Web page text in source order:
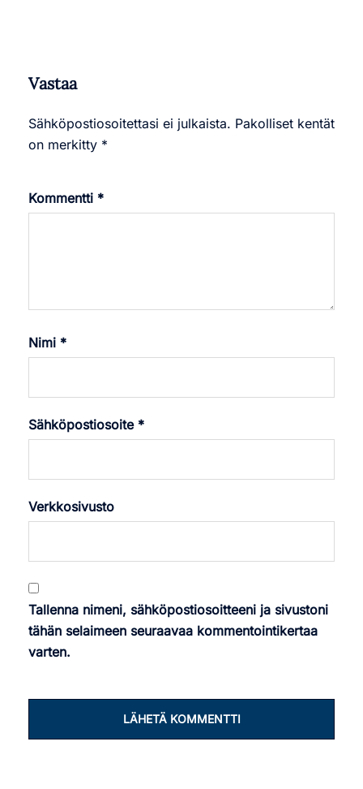
Vastaa
Sähköpostiosoitettasi ei julkaista. Pakolliset kentät
on merkitty *
Kommentti *
Nimi *
Sähköpostiosoite *
Verkkosivusto
Tallenna nimeni, sähköpostiosoitteeni ja sivustoni
tähän selaimeen seuraavaa kommentointikertaa
varten.